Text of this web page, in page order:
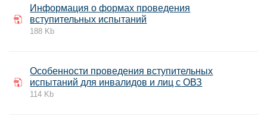
Информация о формах проведения
вступительных испытаний
188 Kb
Особенности проведения вступительных
испытаний для инвалидов и лиц с ОВЗ
114 Kb